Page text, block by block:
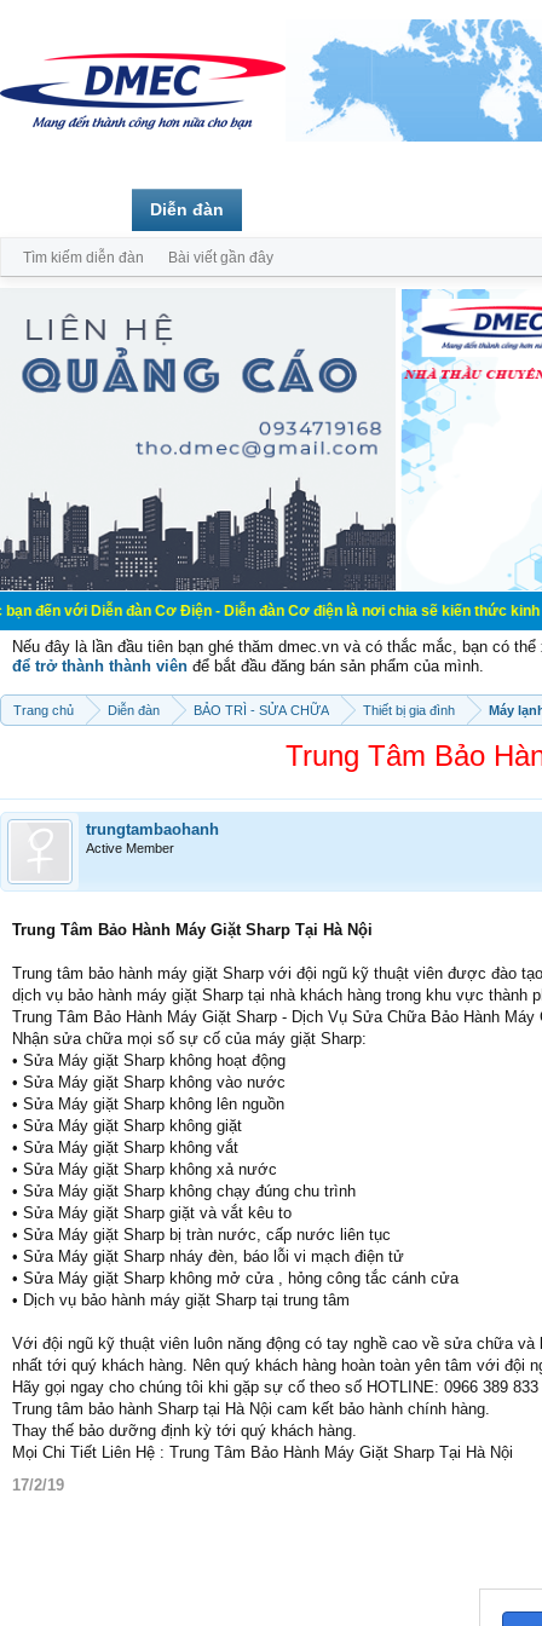
Diễn đàn Cơ Điện - Diễn đàn Cơ điện là nơi chia sẽ kiến thức kinh nghiệm
Nếu đây là lần đầu tiên bạn ghé thăm dmec.vn và có thắc mắc, bạn có
để trở thành thành viên để bắt đầu đăng bán sản phẩm của mình.
Trang chủ Diễn đàn BẢO TRÌ - SỬA CHỮA Thiết bị gia đình Máy
Trung Tâm Bảo
trungtambaohanh
Active Member
Trung Tâm Bảo Hành Máy Giặt Sharp Tại Hà Nội
Trung tâm bảo hành máy giặt Sharp với đội ngũ kỹ thuật viên được đào
dịch vụ bảo hành máy giặt Sharp tại nhà khách hàng trong khu vực thành
Trung Tâm Bảo Hành Máy Giặt Sharp - Dịch Vụ Sửa Chữa Bảo Hành
Nhận sửa chữa mọi số sự cố của máy giặt Sharp:
• Sửa Máy giặt Sharp không hoạt động
• Sửa Máy giặt Sharp không vào nước
• Sửa Máy giặt Sharp không lên nguồn
• Sửa Máy giặt Sharp không giặt
• Sửa Máy giặt Sharp không vắt
• Sửa Máy giặt Sharp không xả nước
• Sửa Máy giặt Sharp không chạy đúng chu trình
• Sửa Máy giặt Sharp giặt và vắt kêu to
• Sửa Máy giặt Sharp bị tràn nước, cấp nước liên tục
• Sửa Máy giặt Sharp nháy đèn, báo lỗi vi mạch điện tử
• Sửa Máy giặt Sharp không mở cửa , hỏng công tắc cánh cửa
• Dịch vụ bảo hành máy giặt Sharp tại trung tâm
Với đội ngũ kỹ thuật viên luôn năng động có tay nghề cao về sửa chữa
nhất tới quý khách hàng. Nên quý khách hàng hoàn toàn yên tâm với đội
Hãy gọi ngay cho chúng tôi khi gặp sự cố theo số HOTLINE: 0966 389
Trung tâm bảo hành Sharp tại Hà Nội cam kết bảo hành chính hàng.
Thay thế bảo dưỡng định kỳ tới quý khách hàng.
Mọi Chi Tiết Liên Hệ : Trung Tâm Bảo Hành Máy Giặt Sharp Tại Hà Nội
17/2/19
Diễn đàn
Tìm kiếm diễn đàn Bài viết gần đây